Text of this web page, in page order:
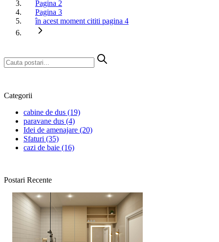
Pagina 2
Pagina 3
în acest moment cititi pagina 4
Categorii
cabine de dus (19)
paravane dus (4)
Idei de amenajare (20)
Sfaturi (35)
cazi de baie (16)
Postari Recente